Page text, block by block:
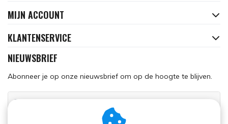
MIJN ACCOUNT
KLANTENSERVICE
NIEUWSBRIEF
Abonneer je op onze nieuwsbrief om op de hoogte te blijven.